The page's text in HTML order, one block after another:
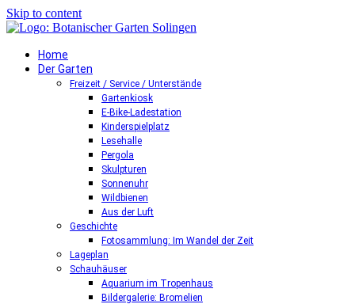
Skip to content
Home
Der Garten
Freizeit / Service / Unterstände
Gartenkiosk
E-Bike-Ladestation
Kinderspielplatz
Lesehalle
Pergola
Skulpturen
Sonnenuhr
Wildbienen
Aus der Luft
Geschichte
Fotosammlung: Im Wandel der Zeit
Lageplan
Schauhäuser
Aquarium im Tropenhaus
Bildergalerie: Bromelien